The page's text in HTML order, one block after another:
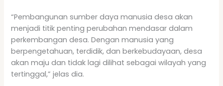
“Pembangunan sumber daya manusia desa akan
menjadi titik penting perubahan mendasar dalam
perkembangan desa. Dengan manusia yang
berpengetahuan, terdidik, dan berkebudayaan, desa
akan maju dan tidak lagi dilihat sebagai wilayah yang
tertinggal,” jelas dia.